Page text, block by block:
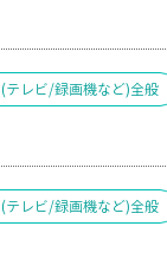
テレビ/録画機など)全般
テレビ/録画機など)全般